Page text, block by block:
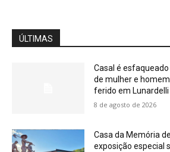
ÚLTIMAS
Casal é
de mulher e
ferido em Lunardelli
8 de agosto de 2026
Casa da Memória
exposição especial